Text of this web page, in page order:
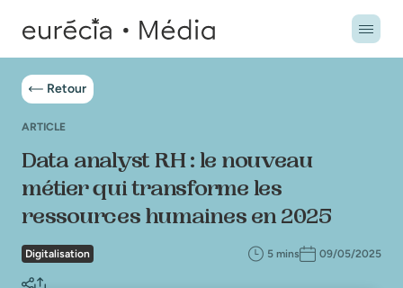
Retour
ARTICLE
Data analyst RH : le nouveau
métier qui transforme les
ressources humaines en 2025
Digitalisation 5 mins 09/05/2025